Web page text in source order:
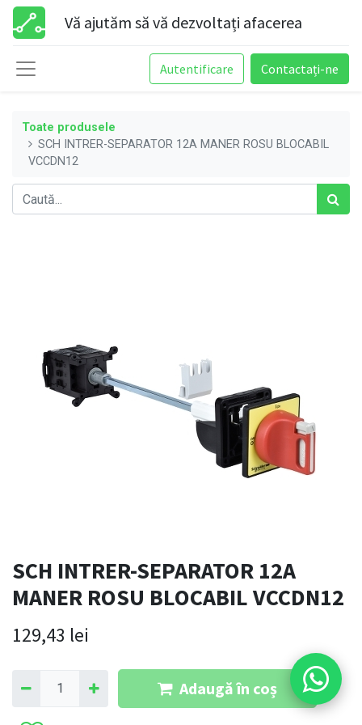
Vă ajutăm să vă dezvoltați afacerea
Autentificare Contactați-ne
Toate produsele
SCH INTRER-SEPARATOR 12A MANER ROSU BLOCABIL
VCCDN12
SCH INTRER-SEPARATOR 12A
MANER ROSU BLOCABIL VCCDN12
129,43 lei
Adaugă în coș